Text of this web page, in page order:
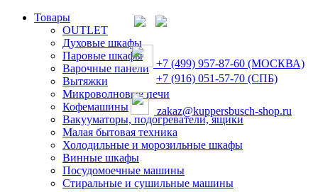
Товары
OUTLET
Духовые шкафы
Паровые шкафы
Варочные панели
Вытяжки
Микроволновые печи
Кофемашины
Вакууматоры, подогреватели, ящики
Малая бытовая техника
Холодильные и морозильные шкафы
Винные шкафы
Посудомоечные машины
Стиральные и сушильные машины
+7 (499) 957-87-60 (МОСКВА)
+7 (916) 051-57-70 (СПБ)
zakaz@kuppersbusch-shop.ru